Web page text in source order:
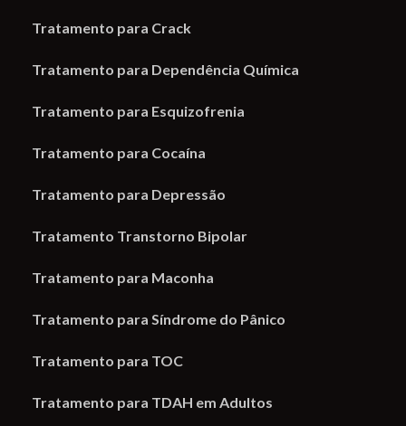
Tratamento para Crack
Tratamento para Dependência Química
Tratamento para Esquizofrenia
Tratamento para Cocaína
Tratamento para Depressão
Tratamento Transtorno Bipolar
Tratamento para Maconha
Tratamento para Síndrome do Pânico
Tratamento para TOC
Tratamento para TDAH em Adultos